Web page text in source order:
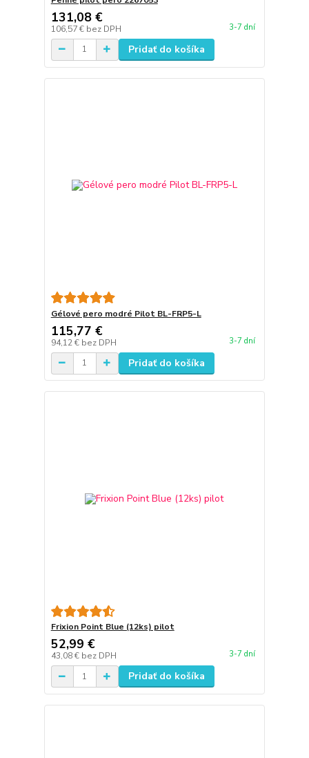
131,08 €
106,57 € bez DPH 3-7 dní
Pridať do košíka
Gélové pero modré Pilot BL-FRP5-L
115,77 €
94,12 € bez DPH 3-7 dní
Pridať do košíka
Frixion Point Blue (12ks) pilot
52,99 €
43,08 € bez DPH 3-7 dní
Pridať do košíka